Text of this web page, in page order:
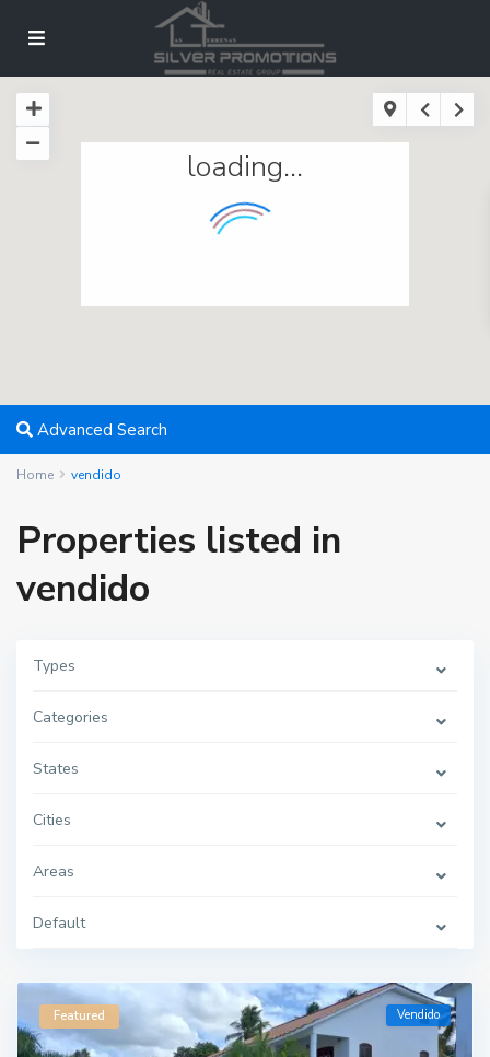
loading...
Advanced Search
Home vendido
Properties listed in
vendido
Types
Categories
States
Cities
Areas
Default
Featured Vendido